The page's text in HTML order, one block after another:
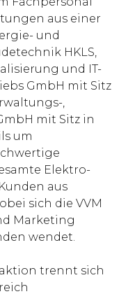
aus einer
und
HKLS,
und IT-
GmbH mit Sitz
,
mit Sitz in
um
Elektro-
aus
sich die VVM
Marketing
wendet.
trennt sich